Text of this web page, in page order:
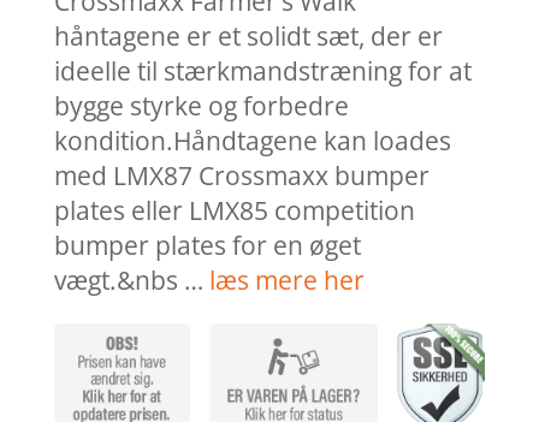
håntagene er et solidt sæt, der er
ideelle til stærkmandstræning for at
bygge styrke og forbedre
kondition.Håndtagene kan loades
med LMX87 Crossmaxx bumper
plates eller LMX85 competition
bumper plates for en øget
vægt.&nbs … læs mere her